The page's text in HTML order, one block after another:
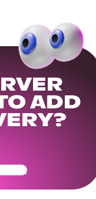
ADD
Ready